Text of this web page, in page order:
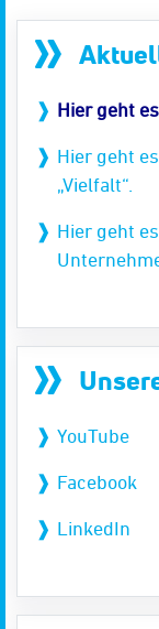
Hier geht
Hier geht
„Vielfalt“.
Hier geht
YouTube
Facebook
LinkedIn